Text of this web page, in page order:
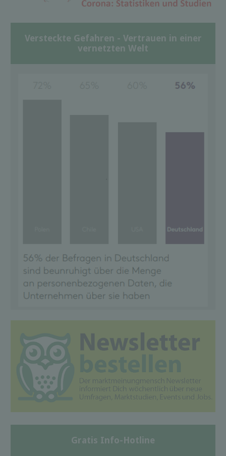
Versteckte Gefahren - Vertrauen in einer
vernetzten Welt
Gratis Info-Hotline